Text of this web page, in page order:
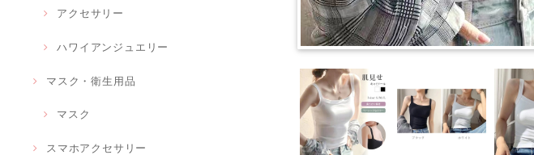
アクセサリー
ハワイアンジュエリー
マスク・衛生用品
マスク
スマホアクセサリー